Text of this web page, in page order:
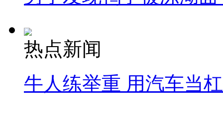
热点新闻
牛人练举重 用汽车当